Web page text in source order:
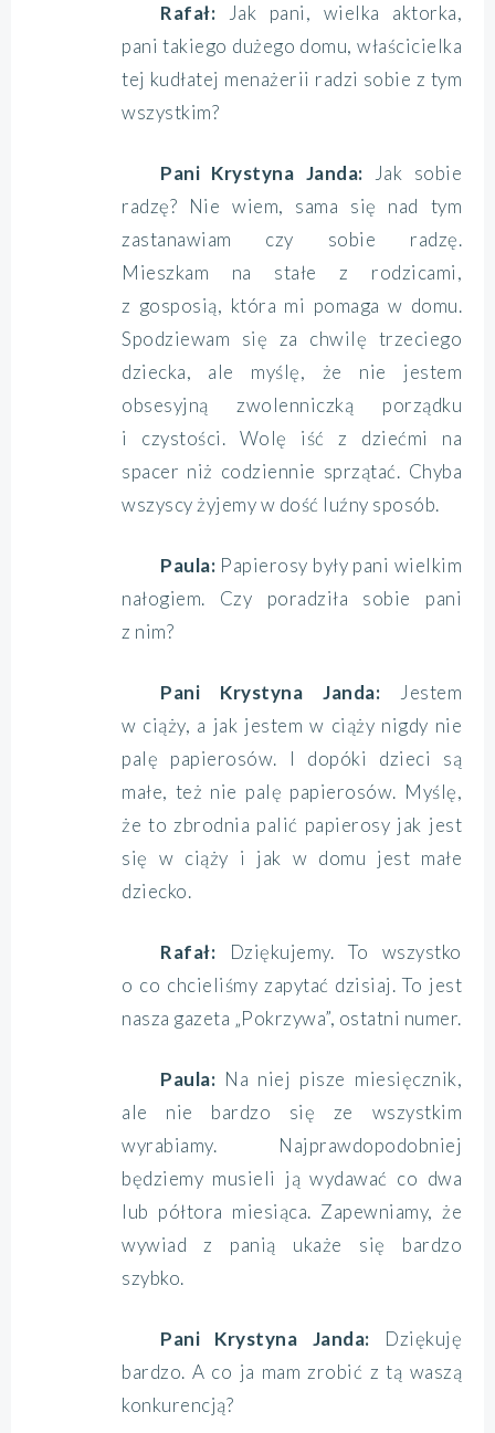
Rafał:
Jak pani, wielka aktorka,
pani takiego dużego domu, właścicielka
tej kudłatej menażerii radzi sobie z tym
wszystkim?
Pani Krystyna Janda: Jak sobie
radzę? Nie wiem, sama się nad tym
zastanawiam czy sobie radzę.
Mieszkam na stałe z rodzicami,
z gosposią, która mi pomaga w domu.
Spodziewam się za chwilę trzeciego
dziecka, ale myślę, że nie jestem
obsesyjną zwolenniczką porządku
i czystości. Wolę iść z dziećmi na
spacer niż codziennie sprzątać. Chyba
wszyscy żyjemy w dość luźny sposób.
Paula: Papierosy były pani wielkim
nałogiem. Czy poradziła sobie pani
z nim?
Pani Krystyna Janda:
Jestem
w ciąży, a jak jestem w ciąży nigdy nie
palę papierosów. I dopóki dzieci są
małe, też nie palę papierosów. Myślę,
że to zbrodnia palić papierosy jak jest
się w ciąży i jak w domu jest małe
dziecko.
Rafał: Dziękujemy. To wszystko
o co chcieliśmy zapytać dzisiaj. To jest
nasza gazeta „Pokrzywa”, ostatni numer.
Paula: Na niej pisze miesięcznik,
ale nie bardzo się ze wszystkim
wyrabiamy. Najprawdopodobniej
będziemy musieli ją wydawać co dwa
lub półtora miesiąca. Zapewniamy, że
wywiad z panią ukaże się bardzo
szybko.
Pani Krystyna Janda: Dziękuję
bardzo. A co ja mam zrobić z tą waszą
konkurencją?